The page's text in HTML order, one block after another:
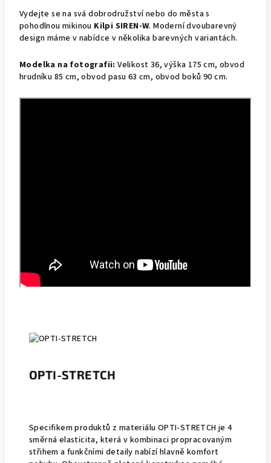
Vydejte se na svá dobrodružství nebo do města s
pohodlnou mikinou Kilpi SIREN-W. Moderní dvoubarevný
design máme v nabídce v několika barevných variantách.
Modelka na fotografii: Velikost 36, výška 175 cm, obvod
hrudníku 85 cm, obvod pasu 63 cm, obvod boků 90 cm.
OPTI-STRETCH
Specifikem produktů z materiálu OPTI-STRETCH je 4
směrná elasticita, která v kombinaci propracovaným
střihem a funkčními detaily nabízí hlavně komfort